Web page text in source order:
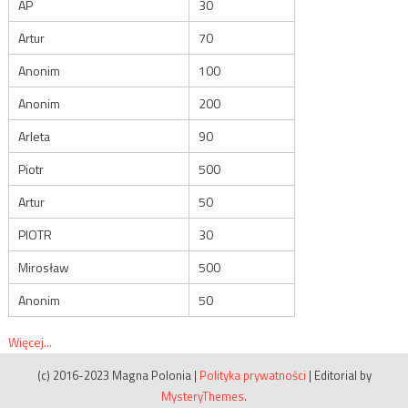
AP
30
Artur
70
Anonim
100
Anonim
200
Arleta
90
Piotr
500
Artur
50
PIOTR
30
Mirosław
500
Anonim
50
Więcej...
(c) 2016-2023 Magna Polonia | Polityka prywatności | Editorial by
MysteryThemes.